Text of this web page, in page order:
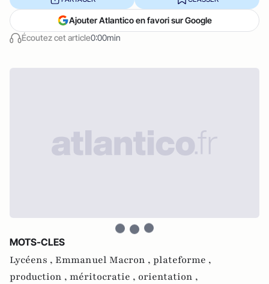
Écoutez cet article0:00min
Ajouter Atlantico en favori sur Google
MOTS-CLES
Lycéens , Emmanuel Macron , plateforme ,
production , méritocratie , orientation ,